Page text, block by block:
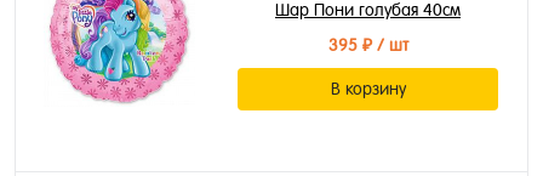
Шар Пони голубая 40см
395 ₽/ шт
В корзину